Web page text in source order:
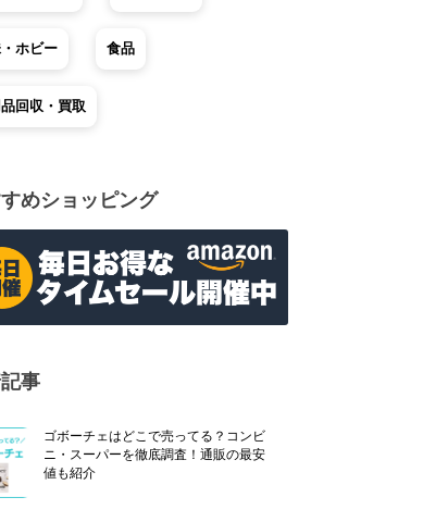
ホビー 食品
回収・買取
めショッピング
事
ゴボーチェはどこで売ってる？コンビ
ニ・スーパーを徹底調査！通販の最安
値も紹介